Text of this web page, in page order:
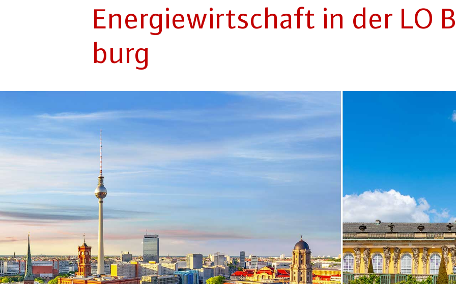
En­er­gie­wirt­schaft in der LO
burg